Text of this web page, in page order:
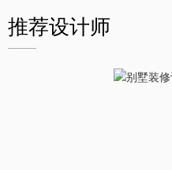
推荐设计师